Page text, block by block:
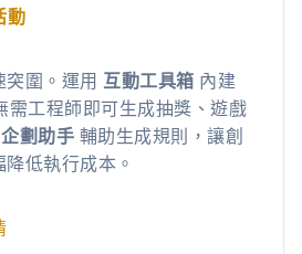
動
圍。運用 互動工具箱 內建
需工程師即可生成抽獎、遊戲
劃助手 輔助生成規則，讓創
低執行成本。